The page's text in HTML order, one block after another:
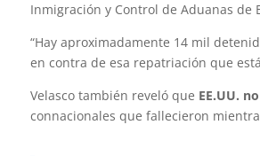
Inmigración y Control de Aduanas de
“Hay aproximadamente 14 mil
en contra de esa repatriación que
Velasco también reveló que EE.UU.
connacionales que fallecieron